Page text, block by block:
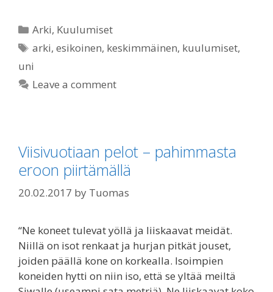
Categories
Arki, Kuulumiset
Tags
arki,esikoinen, keskimmäinen, kuulumiset,
uni
Leave a comment
Viisivuotiaan pelot – pahimmasta
eroon piirtämällä
20.02.2017 by Tuomas
“Ne koneet tulevat yöllä ja liiskaavat meidät.
Niillä on isot renkaat ja hurjan pitkät jouset,
joiden päällä kone on korkealla. Isoimpien
koneiden hytti on niin iso, että se yltää meiltä